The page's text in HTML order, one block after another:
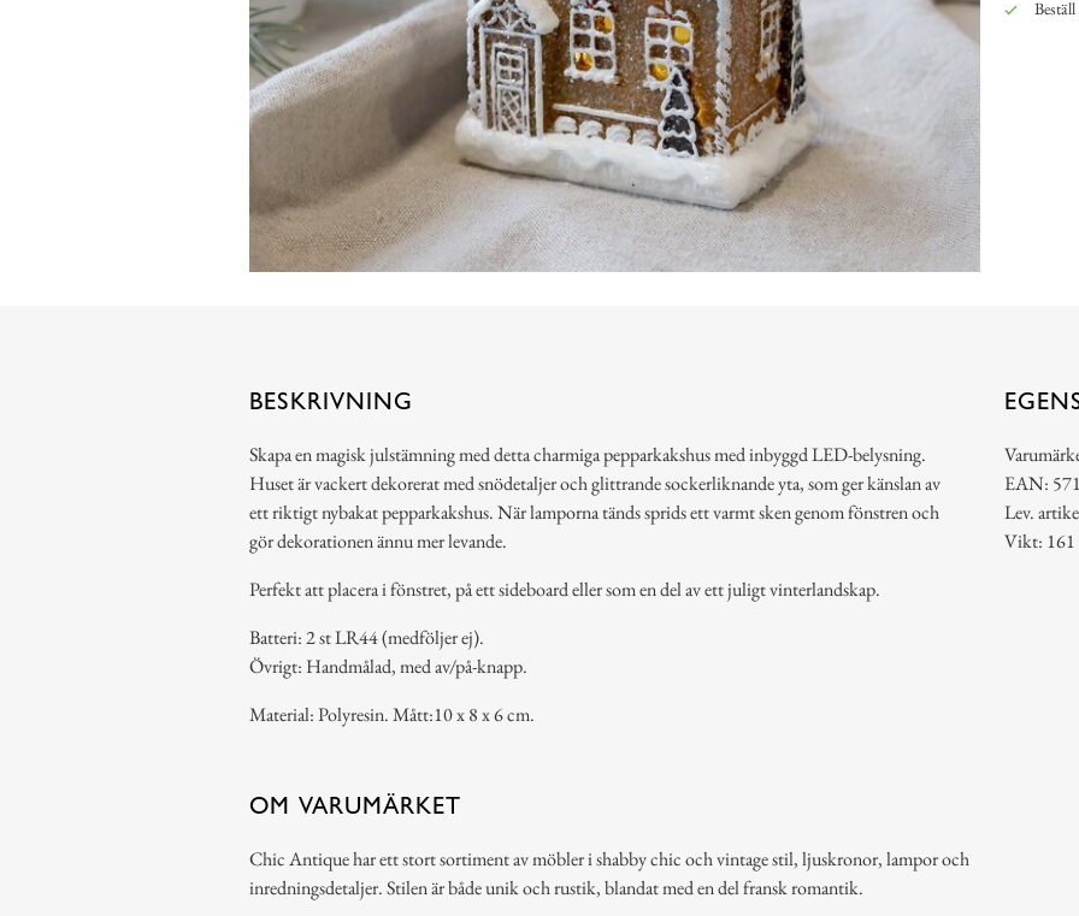
BESKRIVNING
Skapa en magisk julstämning med detta charmiga pepparkakshus med inbyggd LED-belysning.
Huset är vackert dekorerat med snödetaljer och glittrande sockerliknande yta, som ger känslan av
ett riktigt nybakat pepparkakshus. När lamporna tänds sprids ett varmt sken genom fönstren och
gör dekorationen ännu mer levande.
Perfekt att placera i fönstret, på ett sideboard eller som en del av ett juligt vinterlandskap.
Batteri: 2 st LR44 (medföljer ej).
Övrigt: Handmålad, med av/på-knapp.
Material: Polyresin. Mått:10 x 8 x 6 cm.
EAN:
Lev.
Vikt: 161
OM VARUMÄRKET
Chic Antique har ett stort sortiment av möbler i shabby chic och vintage stil, ljuskronor, lampor och
inredningsdetaljer. Stilen är både unik och rustik, blandat med en del fransk romantik.